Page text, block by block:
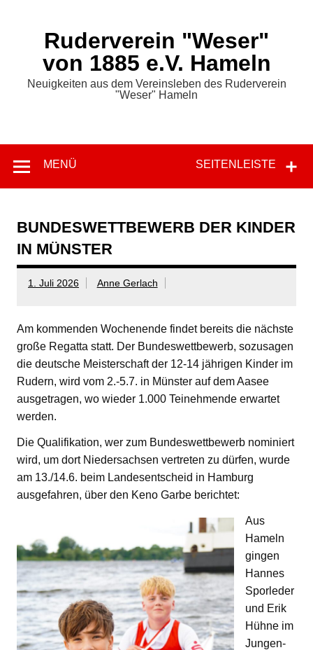
Ruderverein "Weser"
von 1885 e.V. Hameln
Neuigkeiten aus dem Vereinsleben des Ruderverein
"Weser" Hameln
SEITENLEISTE
MENÜ
BUNDESWETTBEWERB DER KINDER
IN MÜNSTER
1. Juli 2026 Anne Gerlach
Am kommenden Wochenende findet bereits die nächste
große Regatta statt. Der Bundeswettbewerb, sozusagen
die deutsche Meisterschaft der 12-14 jährigen Kinder im
Rudern, wird vom 2.-5.7. in Münster auf dem Aasee
ausgetragen, wo wieder 1.000 Teinehmende erwartet
werden.
Die Qualifikation, wer zum Bundeswettbewerb nominiert
wird, um dort Niedersachsen vertreten zu dürfen, wurde
am 13./14.6. beim Landesentscheid in Hamburg
ausgefahren, über den Keno Garbe berichtet:
Aus
Hameln
gingen
Hannes
Sporleder
und Erik
Hühne im
Jungen-